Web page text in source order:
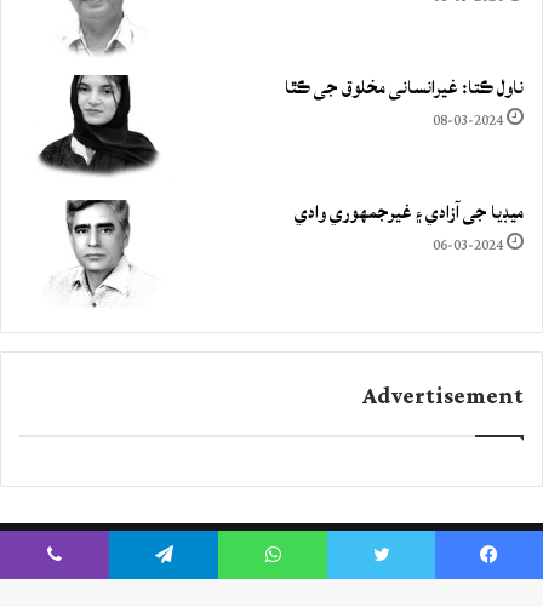
ناول ڪتا: غيرانساني مخلوق جي ڪٿا
08-03-2024
ميڊيا جي آزادي ۽ غيرجمھوري وادي
06-03-2024
Advertisement
Facebook
Twitter
YouTube
Instagram Facebook
Twitter
WhatsApp
Telegram
Viber